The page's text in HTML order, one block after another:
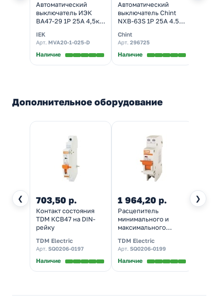
Автоматический
выключатель ИЭК
ВА47-29 1Р 25А 4,5кА
(автомат
электрический)
IEK
Арт. MVA20-1-025-D
Наличие
Автоматический
выключатель Chint
NXB-63S 1P 25А 4.5kA
электрический)
Chint
Арт. 296725
Наличие
Дополнительное оборудование
❮ ❯
703,50 р.
Контакт состояния
TDM КСВ47 на DIN-
рейку
TDM Electric
Арт. SQ0206-0197
Наличие
1 964,20 р.
Расцепитель
минимального и
максимального
РММ47 230В на DIN-
рейку
TDM Electric
Арт. SQ0206-0199
Наличие